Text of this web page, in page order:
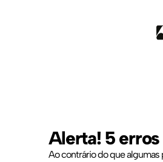
Alerta! 5
Ao contrário do que